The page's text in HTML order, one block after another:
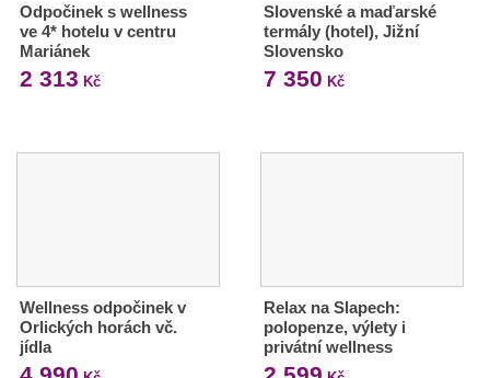
Odpočinek s wellness
ve 4* hotelu v centru
Mariánek
2 313 Kč
Slovenské a maďarské
termály (hotel), Jižní
Slovensko
7 350 Kč
Wellness odpočinek v
Orlických horách vč.
jídla
Relax na Slapech:
polopenze, výlety i
privátní wellness